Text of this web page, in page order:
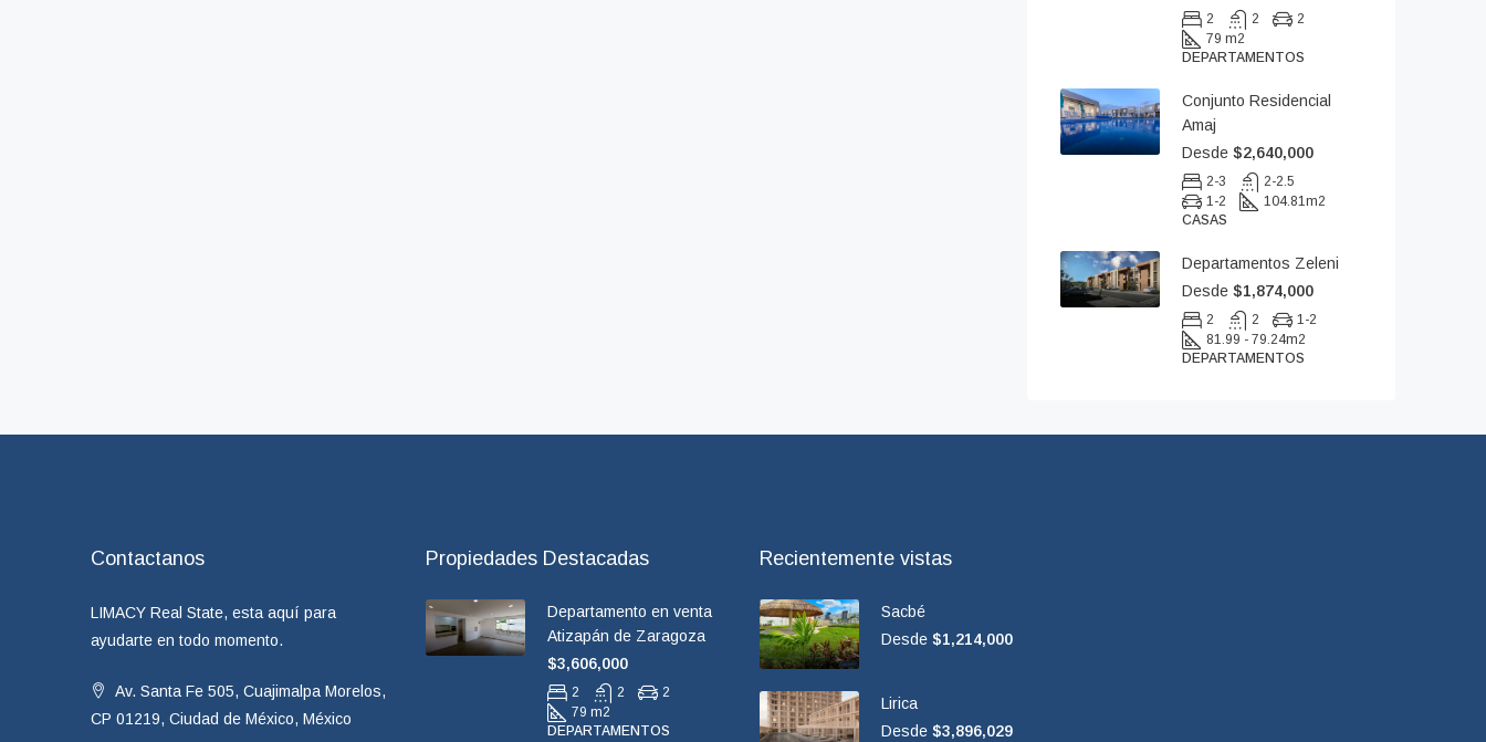
2 2
2
79 m2
DEPARTAMENTOS
Conjunto Residencial
Amaj
Desde $2,640,000
2-3
2-2.5
1-2
104.81m2
CASAS
Departamentos Zeleni
Desde $1,874,000
2 2
1-2
81.99 - 79.24m2
DEPARTAMENTOS
Contactanos
LIMACY Real State, esta aquí para
ayudarte en todo momento.
Av. Santa Fe 505, Cuajimalpa Morelos,
CP 01219, Ciudad de México, México
Propiedades Destacadas
Departamento en venta
Atizapán de Zaragoza
$3,606,000
2 2
2
79 m2
DEPARTAMENTOS
Recientemente vistas
Sacbé
Desde $1,214,000
Lirica
Desde $3,896,029